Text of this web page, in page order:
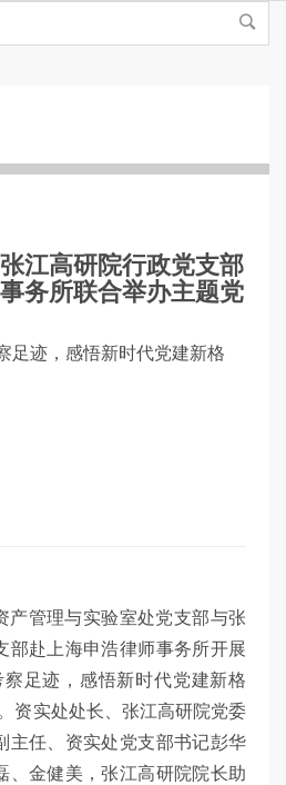
江高研院行政党支部
务所联合举办主题党
足迹，感悟新时代党建新格
产管理与实验室处党支部与张
部赴上海申浩律师事务所开展
足迹，感悟新时代党建新格
资实处处长、张江高研院党委
主任、资实处党支部书记彭华
、金健美，张江高研院院长助